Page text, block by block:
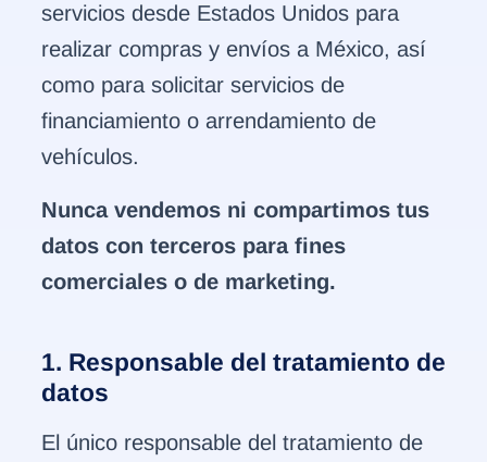
servicios desde Estados Unidos para
realizar compras y envíos a México, así
como para solicitar servicios de
financiamiento o arrendamiento de
vehículos.
Nunca vendemos ni compartimos tus
datos con terceros para fines
comerciales o de marketing.
1. Responsable del tratamiento de
datos
El único responsable del tratamiento de